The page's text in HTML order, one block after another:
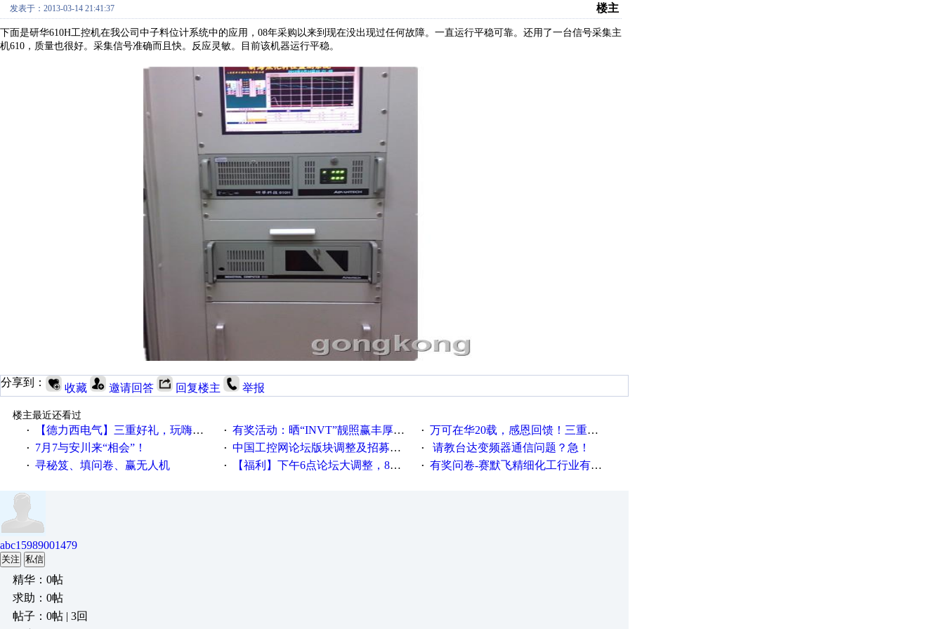
发表于：2013-03-14 21:41:37 楼主
下面是研华610H工控机在我公司中子料位计系统中的应用，08年采购以来到现在没出现过任何故障。一直运行平稳可靠。还用了一台信号采集主
机610，质量也很好。采集信号准确而且快。反应灵敏。目前该机器运行平稳。
分享到： 收藏 邀请回答 回复楼主 举报
楼主最近还看过
·
【德力西电气】三重好礼，玩嗨夏日！ · 有奖活动：晒“INVT”靓照赢丰厚礼品 · 万可在华20载，感恩回馈！三重活动，三重惊喜！
· 7月7与安川来“相会”！ · 中国工控网论坛版块调整及招募版主公告 · 请教台达变频器通信问题？急！
· 寻秘笈、填问卷、赢无人机 · 【福利】下午6点论坛大调整，8点服务器内存升级 · 有奖问卷-赛默飞精细化工行业有奖调查来袭！
abc15989001479
关注 私信
精华：0帖
求助：0帖
帖子：0帖 | 3回